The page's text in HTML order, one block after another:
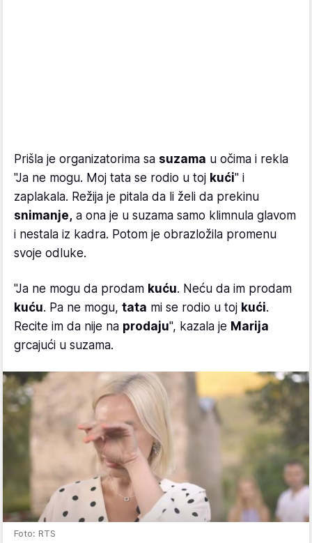
Prišla je organizatorima sa suzama u očima i rekla
"Ja ne mogu. Moj tata se rodio u toj kući" i
zaplakala. Režija je pitala da li želi da prekinu
snimanje, a ona je u suzama samo klimnula glavom
i nestala iz kadra. Potom je obrazložila promenu
svoje odluke.
"Ja ne mogu da prodam kuću. Neću da im prodam
kuću. Pa ne mogu, tata mi se rodio u toj kući.
Recite im da nije na prodaju", kazala je Marija
grcajući u suzama.
Foto: RTS